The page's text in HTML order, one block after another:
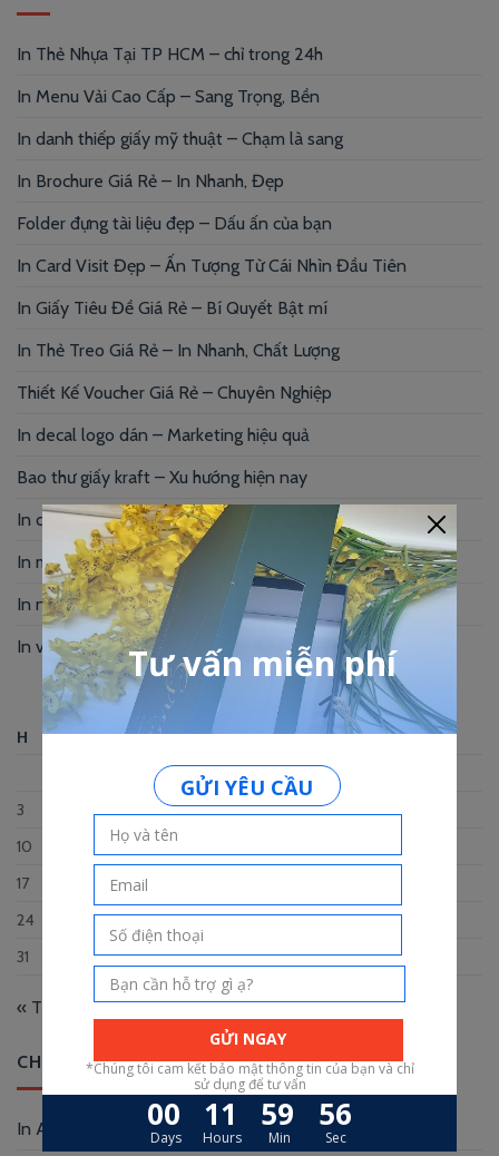
In Thẻ Nhựa Tại TP HCM – chỉ trong 24h
In Menu Vải Cao Cấp – Sang Trọng, Bền
In danh thiếp giấy mỹ thuật – Chạm là sang
In Brochure Giá Rẻ – In Nhanh, Đẹp
Folder đựng tài liệu đẹp – Dấu ấn của bạn
In Card Visit Đẹp – Ấn Tượng Từ Cái Nhìn Đầu Tiên
In Giấy Tiêu Đề Giá Rẻ – Bí Quyết Bật mí
In Thẻ Treo Giá Rẻ – In Nhanh, Chất Lượng
Thiết Kế Voucher Giá Rẻ – Chuyên Nghiệp
In decal logo dán – Marketing hiệu quả
Bao thư giấy kraft – Xu hướng hiện nay
In card visit giá rẻ Gò Vấp cạnh tranh
In menu Bình Thạnh – Nâng tầm thương hiệu
In name card gấp – Giải pháp thương hiệu
In voucher Spa – Nâng tầm thương hiệu
Tháng Tám 2026
H B T N S B
C
3
5 6 7 8
10
12
17
24
25 26 27 28 29
31
« Th12
CHUYÊN MỤC
In Album